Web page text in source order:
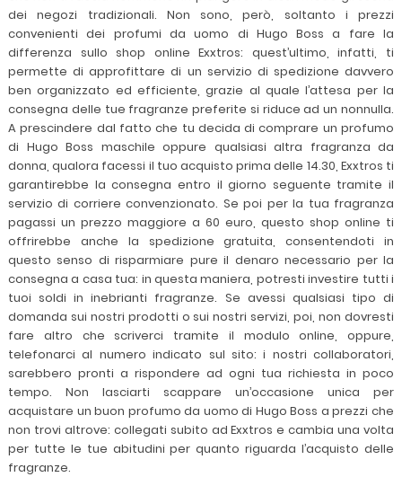
dei negozi tradizionali. Non sono, però, soltanto i prezzi
convenienti dei profumi da uomo di Hugo Boss a fare la
differenza sullo shop online Exxtros: quest’ultimo, infatti, ti
permette di approfittare di un servizio di spedizione davvero
ben organizzato ed efficiente, grazie al quale l’attesa per la
consegna delle tue fragranze preferite si riduce ad un nonnulla.
A prescindere dal fatto che tu decida di comprare un profumo
di Hugo Boss maschile oppure qualsiasi altra fragranza da
donna, qualora facessi il tuo acquisto prima delle 14.30, Exxtros ti
garantirebbe la consegna entro il giorno seguente tramite il
servizio di corriere convenzionato. Se poi per la tua fragranza
pagassi un prezzo maggiore a 60 euro, questo shop online ti
offrirebbe anche la spedizione gratuita, consentendoti in
questo senso di risparmiare pure il denaro necessario per la
consegna a casa tua: in questa maniera, potresti investire tutti i
tuoi soldi in inebrianti fragranze. Se avessi qualsiasi tipo di
domanda sui nostri prodotti o sui nostri servizi, poi, non dovresti
fare altro che scriverci tramite il modulo online, oppure,
telefonarci al numero indicato sul sito: i nostri collaboratori,
sarebbero pronti a rispondere ad ogni tua richiesta in poco
tempo. Non lasciarti scappare un’occasione unica per
acquistare un buon profumo da uomo di Hugo Boss a prezzi che
non trovi altrove: collegati subito ad Exxtros e cambia una volta
per tutte le tue abitudini per quanto riguarda l’acquisto delle
fragranze.